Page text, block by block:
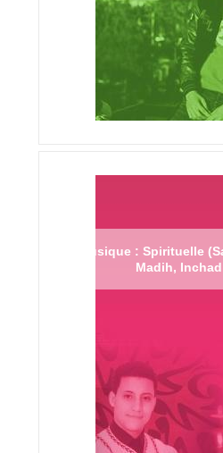
Musique : Spirituelle
Madih,